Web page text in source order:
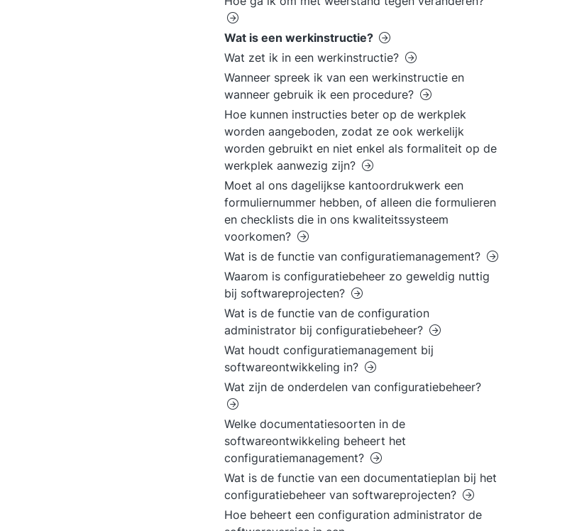
Wat is een werkinstructie?
Wat zet ik in een werkinstructie?
Wanneer spreek ik van een werkinstructie en
wanneer gebruik ik een procedure?
Hoe kunnen instructies beter op de werkplek
worden aangeboden, zodat ze ook werkelijk
worden gebruikt en niet enkel als formaliteit op de
werkplek aanwezig zijn?
Moet al ons dagelijkse kantoordrukwerk een
formuliernummer hebben, of alleen die formulieren
en checklists die in ons kwaliteitssysteem
voorkomen?
Wat is de functie van configuratiemanagement?
Waarom is configuratiebeheer zo geweldig nuttig
bij softwareprojecten?
Wat is de functie van de configuration
administrator bij configuratiebeheer?
Wat houdt configuratiemanagement bij
softwareontwikkeling in?
Wat zijn de onderdelen van configuratiebeheer?
Welke documentatiesoorten in de
softwareontwikkeling beheert het
configuratiemanagement?
Wat is de functie van een documentatieplan bij het
configuratiebeheer van softwareprojecten?
Hoe beheert een configuration administrator de